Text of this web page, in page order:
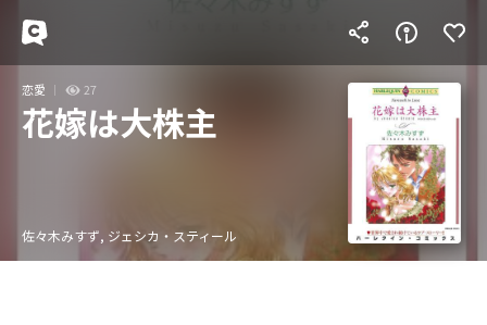
恋愛 27
花嫁は大株主
佐々木みすず, ジェシカ・スティール